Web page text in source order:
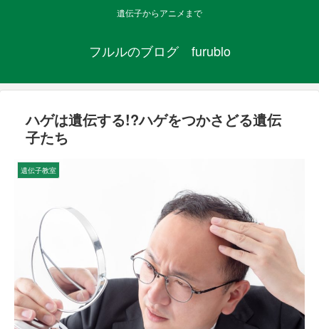
遺伝子からアニメまで
フルルのブログ furublo
ハゲは遺伝する!?ハゲをつかさどる遺伝
子たち
遺伝子教室